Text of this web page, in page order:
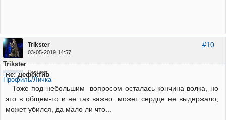
#10
Trikster
03-05-2019 14:57
Trikster
Неактивен
Профиль/Личка
Re: Дефектив
Тоже под небольшим вопросом осталась кончина волка, но
это в общем-то и не так важно: может сердце не выдержало,
может убился, да мало ли что...